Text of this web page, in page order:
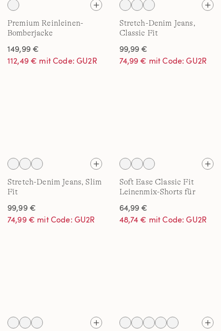
Premium Reinleinen-
Bomberjacke
149,99 €
112,49 € mit Code: GU2R
Stretch-Denim Jeans,
Classic Fit
99,99 €
74,99 € mit Code: GU2R
Stretch-Denim Jeans, Slim
Fit
99,99 €
74,99 € mit Code: GU2R
Soft Ease Classic Fit
Leinenmix-Shorts für
64,99 €
48,74 € mit Code: GU2R